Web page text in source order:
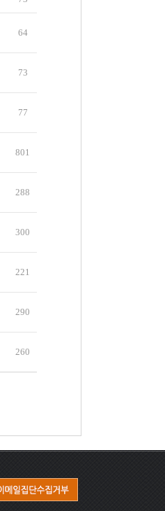
64
73
77
801
288
300
221
290
260